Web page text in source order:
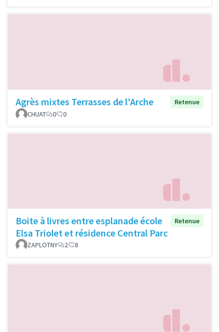
Agrès mixtes Terrasses de l'Arche
Retenue
CHUAT
0 0
Boite à livres entre esplanade école
Elsa Triolet et résidence Central Parc
Retenue
ZAPLOTNY 2 8